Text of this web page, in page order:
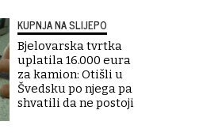
KUPNJA NA SLIJEPO
Bjelovarska tvrtka
uplatila 16.000 eura
za kamion: Otišli u
Švedsku po njega pa
shvatili da ne postoji